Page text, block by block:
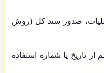
صدور سند کل (روش
تاریخ یا شماره استفاده